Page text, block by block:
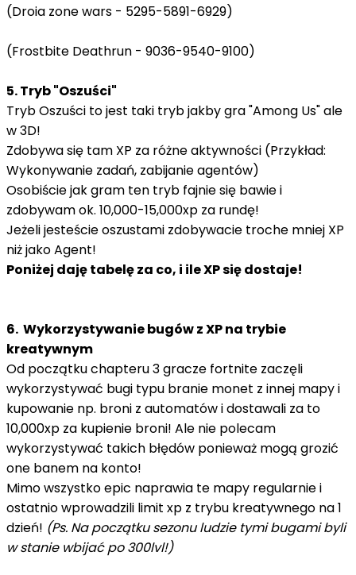
(Droia zone wars - 5295-5891-6929)
(Frostbite Deathrun - 9036-9540-9100)
5. Tryb "Oszuści"
Tryb Oszuści to jest taki tryb jakby gra "Among Us" ale
w 3D!
Zdobywa się tam XP za różne aktywności (Przykład:
Wykonywanie zadań, zabijanie agentów)
Osobiście jak gram ten tryb fajnie się bawie i
zdobywam ok. 10,000-15,000xp za rundę!
Jeżeli jesteście oszustami zdobywacie troche mniej XP
niż jako Agent!
Poniżej daję tabelę za co, i ile XP się dostaje!
6. Wykorzystywanie bugów z XP na trybie
kreatywnym
Od początku chapteru 3 gracze fortnite zaczęli
wykorzystywać bugi typu branie monet z innej mapy i
kupowanie np. broni z automatów i dostawali za to
10,000xp za kupienie broni! Ale nie polecam
wykorzystywać takich błędów ponieważ mogą grozić
one banem na konto!
Mimo wszystko epic naprawia te mapy regularnie i
ostatnio wprowadzili limit xp z trybu kreatywnego na 1
dzień! (Ps. Na początku sezonu ludzie tymi bugami byli
w stanie wbijać po 300lvl!)